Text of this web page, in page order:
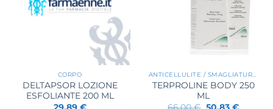
CORPO
DELTAPSOR LOZIONE
ESFOLIANTE 200 ML
29,89 €
ANTICELLULITE / SMAGLIATURE / RASSODANTI
TERPROLINE BODY 250
ML
66,00€ Il
50,83 €Il